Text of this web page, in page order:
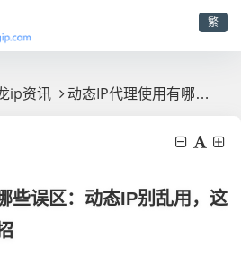
繁
ip资讯 动态IP代理使用有哪些误区：动态IP别乱用，这些误区90%的人中招
些误区：动态IP别乱用，这